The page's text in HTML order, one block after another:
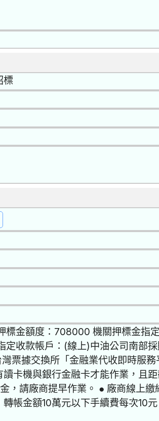
標
標金額度：708000 機關押標金指
定收款帳戶：(線上)中油公司南部
票據交換所「金融業代收即時服
卡機與銀行金融卡才能作業，且
，請廠商提早作業。 ● 廠商線上繳
帳金額10萬元以下手續費每次10